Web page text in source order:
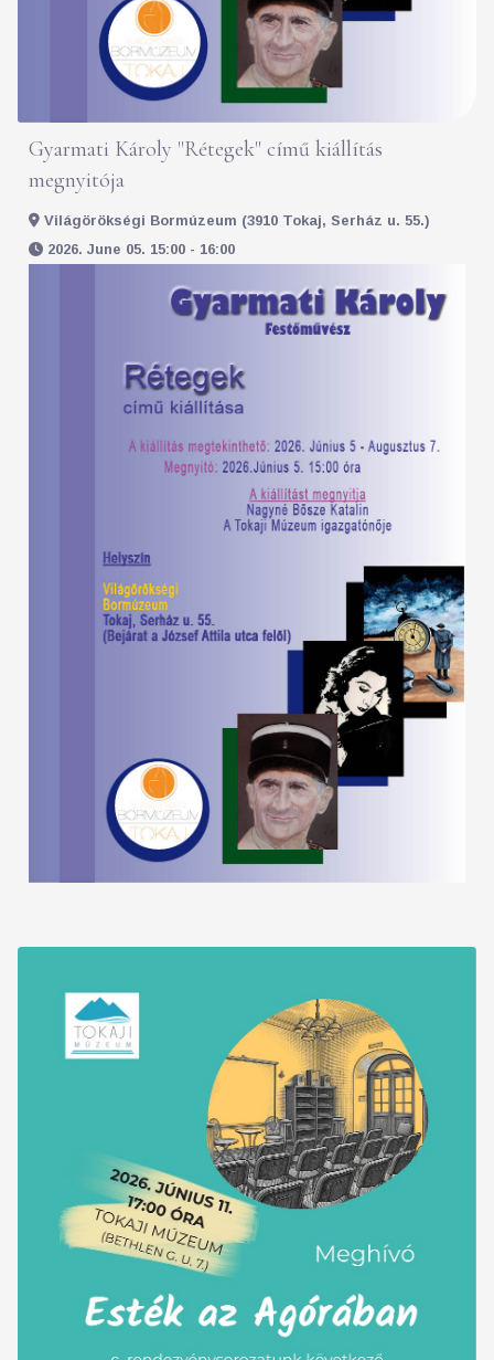
Gyarmati Károly "Rétegek" című kiállítás
megnyitója
Világörökségi Bormúzeum (3910 Tokaj, Serház u. 55.)
2026. June 05. 15:00 - 16:00